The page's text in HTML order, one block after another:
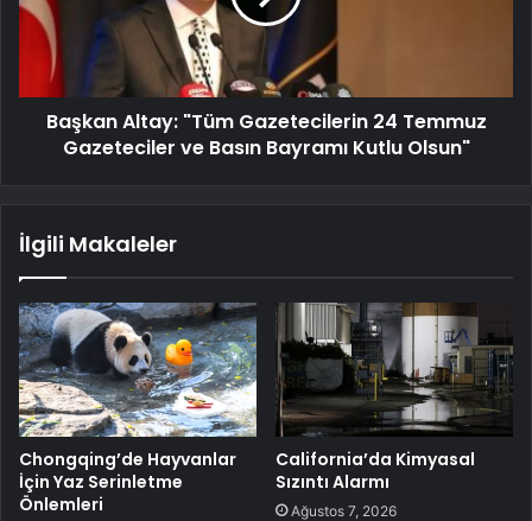
Başkan Altay: "Tüm Gazetecilerin 24 Temmuz
Gazeteciler ve Basın Bayramı Kutlu Olsun"
İlgili Makaleler
Chongqing’de Hayvanlar
İçin Yaz Serinletme
Önlemleri
California’da Kimyasal
Sızıntı Alarmı
Ağustos 7, 2026